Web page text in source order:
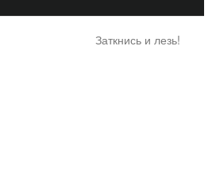
Заткнись и лезь!